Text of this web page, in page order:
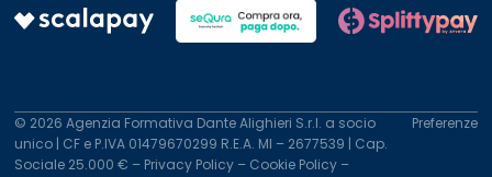
© 2026 Agenzia Formativa Dante Alighieri S.r.l. a socio
unico | CF e P.IVA 01479670299 R.E.A. MI – 2677539 | Cap.
Sociale 25.000 € – Privacy Policy – Cookie Policy –
Preferenze